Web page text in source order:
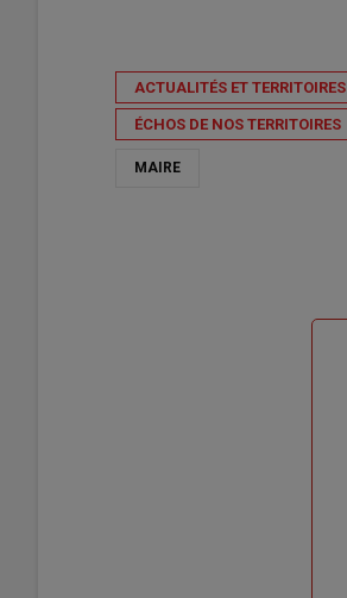
ACTUALITÉS ET TERRITOIRES
ÉCHOS DE NOS TERRITOIRES
MAIRE